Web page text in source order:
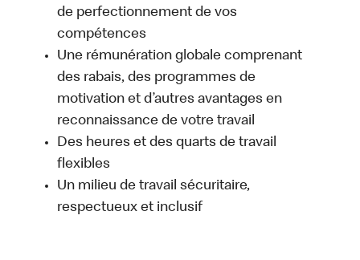
de perfectionnement de vos
compétences
Une rémunération globale comprenant
des rabais, des programmes de
motivation et d’autres avantages en
reconnaissance de votre travail
Des heures et des quarts de travail
flexibles
Un milieu de travail sécuritaire,
respectueux et inclusif